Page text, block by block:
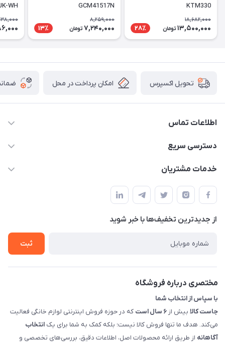
KTM330
18,682,000
13,500,000 تومان 28٪
GCM41517N
8,259,000
7,240,000 تومان 13٪
WH
تحویل اکسپرس امکان پرداخت در محل
اطلاعات تماس
09398557137
سمت چپ (فروشگاه صوتی عباسی) - "تحویل حضوری فقط با
هماهنگی"
دسترسی سریع
لیست محصولات
حساب کاربری
تماس با ما
خدمات مشتریان
راهنما
پرسش های شما
شرایط و ضوابط گارانتی
روش های بازگرداندن کالا
از جدید‌ترین تخفیف‌ها با‌ خبر شوید
ثبت
مختصری درباره فروشگاه
با سپاس از انتخاب شما
جاست کالا بیش از ۶ سال است
که در حوزه فروش اینترنتی لوازم خانگی فعالیت
می‌کند. هدف ما تنها فروش کالا نیست؛ بلکه کمک به شما برای یک انتخاب
آگاهانه از طریق ارائه محصولات اصل، اطلاعات دقیق، بررسی‌های تخصصی و